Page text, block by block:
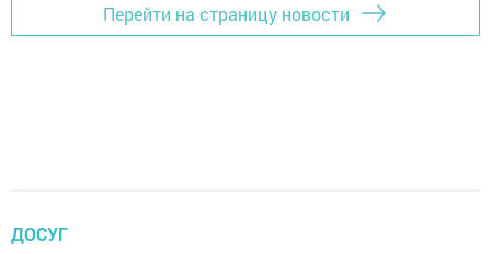
Перейти на страницу новости
ДОСУГ